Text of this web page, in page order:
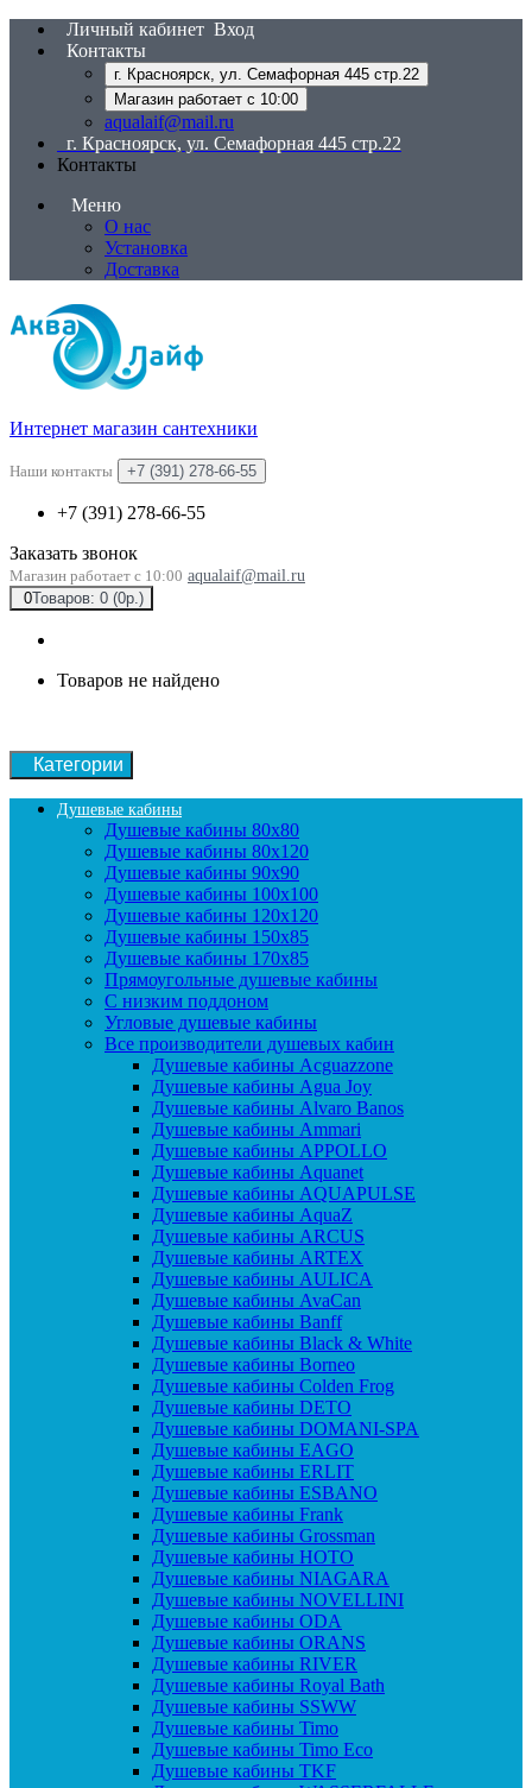
Личный кабинет Вход
Контакты
г. Красноярск, ул. Семафорная 445 стр.22
Магазин работает с 10:00
aqualaif@mail.ru
г. Красноярск, ул. Семафорная 445 стр.22
Контакты
Меню
О нас
Установка
Доставка
Интернет магазин сантехники
Наши контакты +7 (391) 278-66-55
+7 (391) 278-66-55
Заказать звонок
Магазин работает с 10:00 aqualaif@mail.ru
0Товаров: 0 (0р.)
Товаров не найдено
Категории
Душевые кабины
Душевые кабины 80x80
Душевые кабины 80x120
Душевые кабины 90х90
Душевые кабины 100x100
Душевые кабины 120x120
Душевые кабины 150x85
Душевые кабины 170x85
Прямоугольные душевые кабины
С низким поддоном
Угловые душевые кабины
Все производители душевых кабин
Душевые кабины Acguazzone
Душевые кабины Agua Joy
Душевые кабины Alvaro Banos
Душевые кабины Ammari
Душевые кабины APPOLLO
Душевые кабины Aquanet
Душевые кабины AQUAPULSE
Душевые кабины AquaZ
Душевые кабины ARCUS
Душевые кабины ARTEX
Душевые кабины AULICA
Душевые кабины AvaCan
Душевые кабины Banff
Душевые кабины Black & White
Душевые кабины Borneo
Душевые кабины Colden Frog
Душевые кабины DETO
Душевые кабины DOMANI-SPA
Душевые кабины EAGO
Душевые кабины ERLIT
Душевые кабины ESBANO
Душевые кабины Frank
Душевые кабины Grossman
Душевые кабины HOTO
Душевые кабины NIAGARA
Душевые кабины NOVELLINI
Душевые кабины ODA
Душевые кабины ORANS
Душевые кабины RIVER
Душевые кабины Royal Bath
Душевые кабины SSWW
Душевые кабины Timo
Душевые кабины Timo Eco
Душевые кабины TKF